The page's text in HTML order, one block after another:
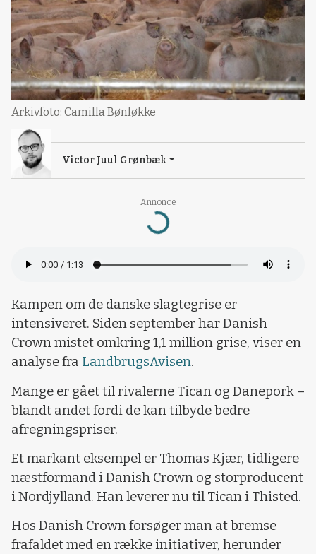
Annonce
Loading...
Arkivfoto: Camilla Bønløkke
Victor Juul Grønbæk
Kampen om de danske slagtegrise er
intensiveret. Siden september har Danish
Crown mistet omkring 1,1 million grise, viser en
analyse fra LandbrugsAvisen.
Mange er gået til rivalerne Tican og Danepork –
blandt andet fordi de kan tilbyde bedre
afregningspriser.
Et markant eksempel er Thomas Kjær, tidligere
næstformand i Danish Crown og storproducent
i Nordjylland. Han leverer nu til Tican i Thisted.
Hos Danish Crown forsøger man at bremse
frafaldet med en række initiativer, herunder